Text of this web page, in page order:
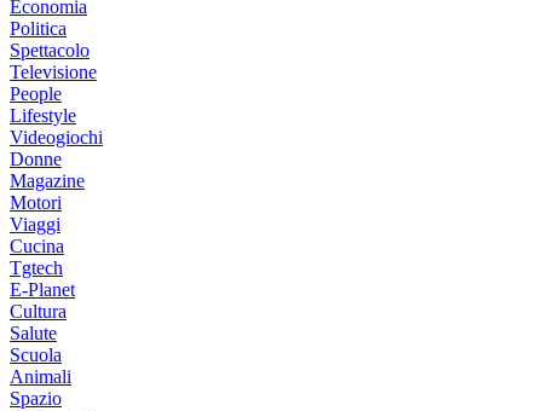
Economia
Politica
Spettacolo
Televisione
People
Lifestyle
Videogiochi
Donne
Magazine
Motori
Viaggi
Cucina
Tgtech
E-Planet
Cultura
Salute
Scuola
Animali
Spazio